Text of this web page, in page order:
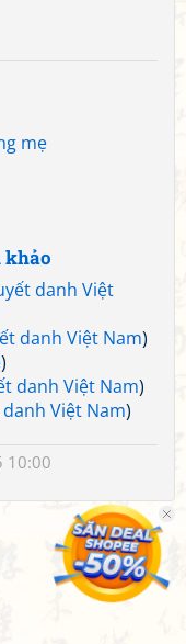
mẹ
khảo
danh Việt
danh Việt Nam)
)
danh Việt Nam)
Việt Nam)
10:00